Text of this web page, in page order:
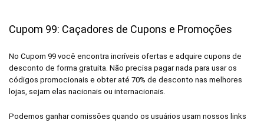
Cupom 99: Caçadores de Cupons e Promoções
No Cupom 99 você encontra incríveis ofertas e adquire cupons de
desconto de forma gratuita. Não precisa pagar nada para usar os
códigos promocionais e obter até 70% de desconto nas melhores
lojas, sejam elas nacionais ou internacionais.
Podemos ganhar comissões quando os usuários usam nossos links